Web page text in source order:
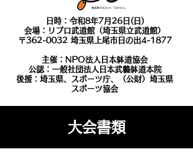
日時：令和8年7月26日(日)
会場：リプロ武道館（埼玉県立武道館）
〒362-0032 埼玉県上尾市日の出4-1877
主催：NPO法人日本躰道協会
公認：一般社団法人日本武藝躰道本院
​後援：埼玉県、スポーツ庁、（公財）埼玉県
スポーツ協会
大会書類